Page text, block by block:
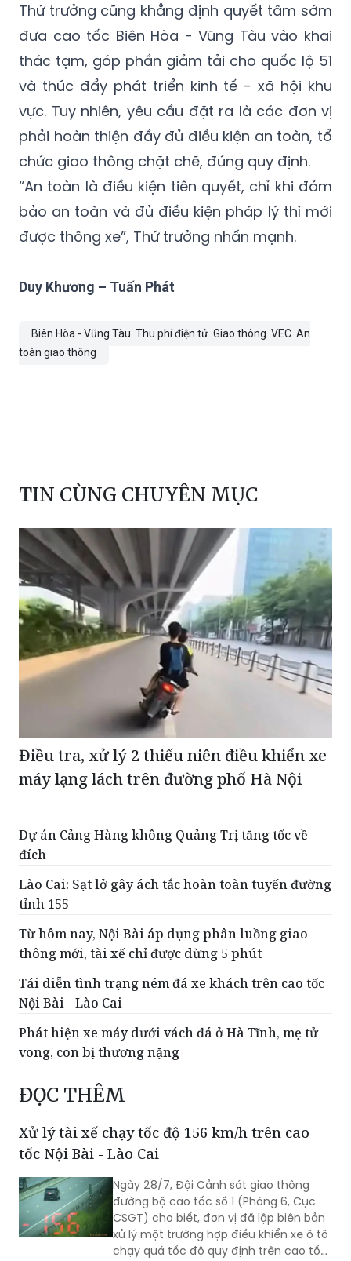
Thứ trưởng cũng khẳng định quyết tâm sớm
đưa cao tốc Biên Hòa - Vũng Tàu vào khai
thác tạm, góp phần giảm tải cho quốc lộ 51
và thúc đẩy phát triển kinh tế - xã hội khu
vực. Tuy nhiên, yêu cầu đặt ra là các đơn vị
phải hoàn thiện đầy đủ điều kiện an toàn, tổ
chức giao thông chặt chẽ, đúng quy định.
“An toàn là điều kiện tiên quyết, chỉ khi đảm
bảo an toàn và đủ điều kiện pháp lý thì mới
được thông xe”, Thứ trưởng nhấn mạnh.
Duy Khương – Tuấn Phát
Biên Hòa - Vũng Tàu. Thu phí điện tử. Giao thông. VEC. An
toàn giao thông
TIN CÙNG CHUYÊN MỤC
Điều tra, xử lý 2 thiếu niên điều khiển xe
máy lạng lách trên đường phố Hà Nội
Dự án Cảng Hàng không Quảng Trị tăng tốc về
đích
Lào Cai: Sạt lở gây ách tắc hoàn toàn tuyến đường
tỉnh 155
Từ hôm nay, Nội Bài áp dụng phân luồng giao
thông mới, tài xế chỉ được dừng 5 phút
Tái diễn tình trạng ném đá xe khách trên cao tốc
Nội Bài - Lào Cai
Phát hiện xe máy dưới vách đá ở Hà Tĩnh, mẹ tử
vong, con bị thương nặng
ĐỌC THÊM
Xử lý tài xế chạy tốc độ 156 km/h trên cao
tốc Nội Bài - Lào Cai
Ngày 28/7, Đội Cảnh sát giao thông
đường bộ cao tốc số 1 (Phòng 6, Cục
CSGT) cho biết, đơn vị đã lập biên bản
xử lý một trường hợp điều khiển xe ô tô
chạy quá tốc độ quy định trên cao tốc